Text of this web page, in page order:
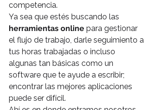
competencia.
Ya sea que estés buscando las
herramientas online para gestionar
el flujo de trabajo, darle seguimiento a
tus horas trabajadas o incluso
algunas tan básicas como un
software que te ayude a escribir;
encontrar las mejores aplicaciones
puede ser difícil.